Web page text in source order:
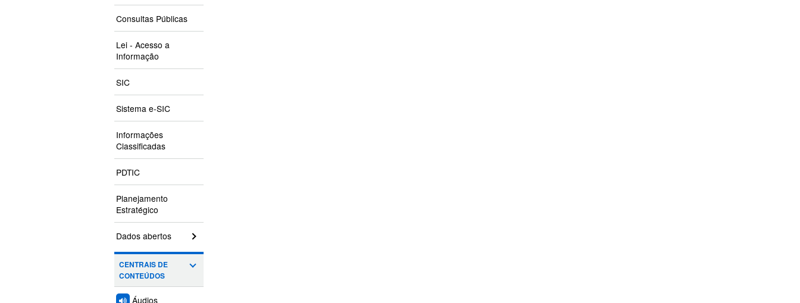
Consultas Públicas
Lei - Acesso a
Informação
SIC
Sistema e-SIC
Informações
Classificadas
PDTIC
Planejamento
Estratégico
Dados abertos
CENTRAIS DE
CONTEÚDOS
Áudios